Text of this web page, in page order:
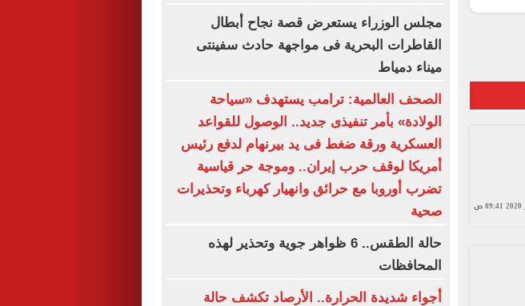
مجلس الوزراء يستعرض قصة نجاح أبطال
القاطرات البحرية فى مواجهة حادث سفينتى
ميناء دمياط
الصحف العالمية: ترامب يستهدف «سياحة
الولادة» بأمر تنفيذى جديد.. الوصول للقواعد
العسكرية ورقة ضغط فى يد بيرنهام لدفع رئيس
أمريكا لوقف حرب إيران.. وموجة حر قياسية
تضرب أوروبا مع حرائق وانهيار كهرباء وتحذيرات
صحية
حالة الطقس.. 6 ظواهر جوية وتحذير لهذه
المحافظات
أجواء شديدة الحرارة.. الأرصاد تكشف حالة